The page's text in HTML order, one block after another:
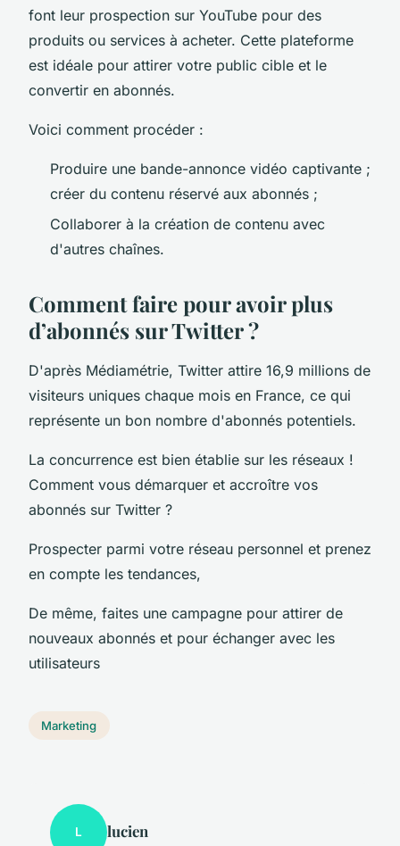
font leur prospection sur YouTube pour des
produits ou services à acheter. Cette plateforme
est idéale pour attirer votre public cible et le
convertir en abonnés.
Voici comment procéder :
Produire une bande-annonce vidéo captivante ;
créer du contenu réservé aux abonnés ;
Collaborer à la création de contenu avec
d'autres chaînes.
Comment faire pour avoir plus
d’abonnés sur Twitter ?
D'après Médiamétrie, Twitter attire 16,9 millions de
visiteurs uniques chaque mois en France, ce qui
représente un bon nombre d'abonnés potentiels.
La concurrence est bien établie sur les réseaux !
Comment vous démarquer et accroître vos
abonnés sur Twitter ?
Prospecter parmi votre réseau personnel et prenez
en compte les tendances,
De même, faites une campagne pour attirer de
nouveaux abonnés et pour échanger avec les
utilisateurs
Marketing
L lucien